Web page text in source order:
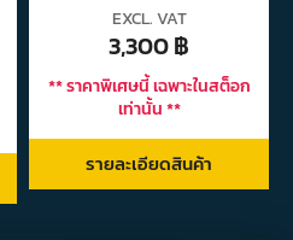
EXCL. VAT
3,300฿
** ราคาพิเศษนี้ เฉพาะในสต็อก
เท่านั้น **
รายละเอียดสินค้า